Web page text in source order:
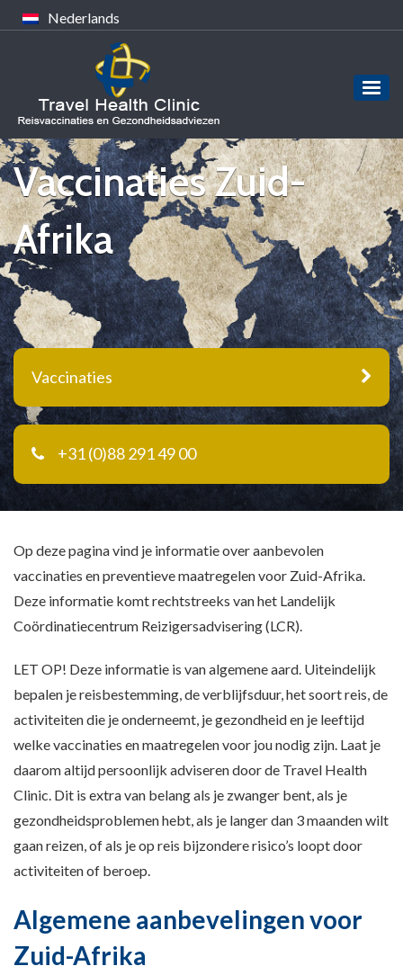
Nederlands
Vaccinaties Zuid-
Afrika
Vaccinaties
+31 (0)88 291 49 00
Op deze pagina vind je informatie over aanbevolen
vaccinaties en preventieve maatregelen voor Zuid-Afrika.
Deze informatie komt rechtstreeks van het Landelijk
Coördinatiecentrum Reizigersadvisering (LCR).
LET OP! Deze informatie is van algemene aard. Uiteindelijk
bepalen je reisbestemming, de verblijfsduur, het soort reis, de
activiteiten die je onderneemt, je gezondheid en je leeftijd
welke vaccinaties en maatregelen voor jou nodig zijn. Laat je
daarom altijd persoonlijk adviseren door de Travel Health
Clinic. Dit is extra van belang als je zwanger bent, als je
gezondheidsproblemen hebt, als je langer dan 3 maanden wilt
gaan reizen, of als je op reis bijzondere risico’s loopt door
activiteiten of beroep.
Algemene aanbevelingen voor
Zuid-Afrika